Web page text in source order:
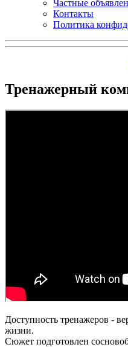
Частные
Контакты
Политика
Тренажерный
Доступность тренажеров -
жизни.
Сюжет подготовлен